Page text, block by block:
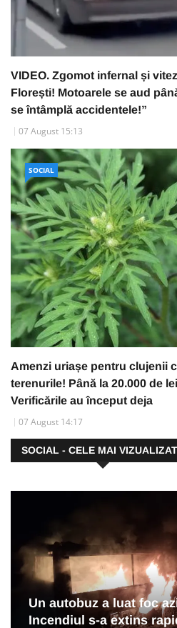
VIDEO. Zgomot infernal și
Florești! Motoarele se aud
se întâmplă accidentele!”
07 August 15:13
SOCIAL
Amenzi uriașe pentru clujenii
terenurile! Până la 20.000 de
Verificările au început deja
07 August 14:17
SOCIAL - CELE MAI
Un autobuz a luat foc
Incendiul s-a extins